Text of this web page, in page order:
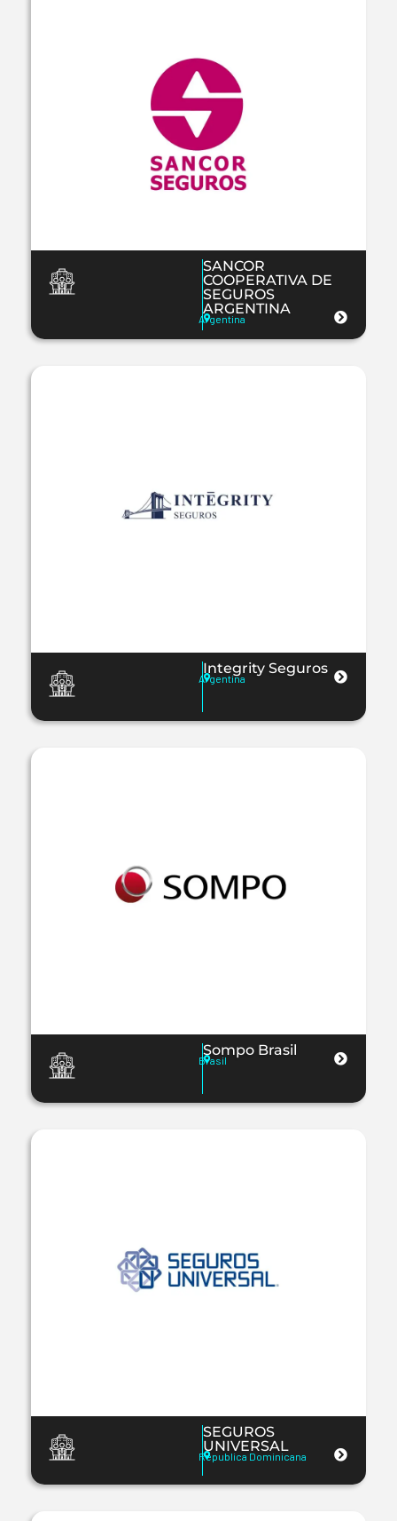
SANCOR
COOPERATIVA DE
SEGUROS
ARGENTINA
Argentina
Integrity Seguros
Argentina
Sompo Brasil
Brasil
SEGUROS
UNIVERSAL
Republica Dominicana